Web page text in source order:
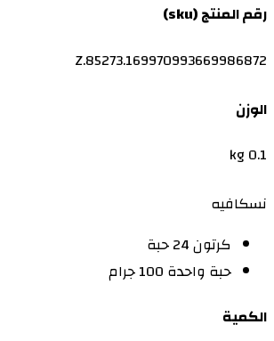
رقم المنتج (sku)
Z.85273.169970993669986872
الوزن
0.1 kg
نسكافيه
كرتون 24 حبة
حبة واحدة 100 جرام
الكمية